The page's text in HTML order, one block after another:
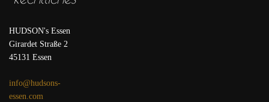
HUDSON's Essen
Girardet Straße 2
45131 Essen
info@hudsons-
essen.com